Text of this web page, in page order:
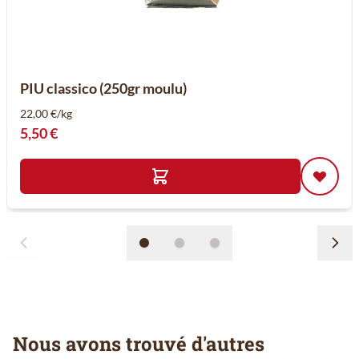
PIU classico (250gr moulu)
22,00 €/kg
5,50 €
Nous avons trouvé d'autres